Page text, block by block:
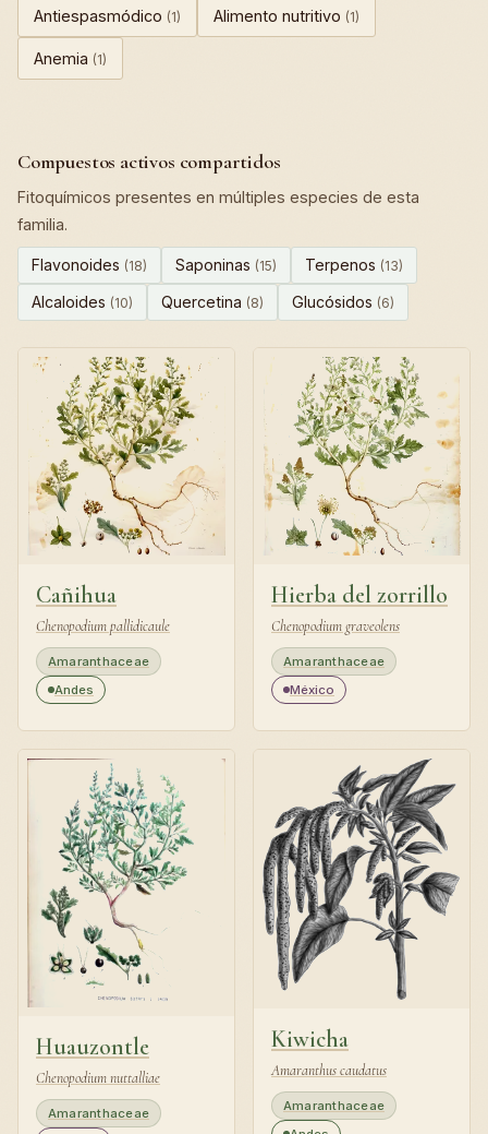
Antiespasmódico (1) Alimento nutritivo (1)
Anemia (1)
Compuestos activos compartidos
Fitoquímicos presentes en múltiples especies de esta
familia.
Flavonoides (18) Saponinas (15) Terpenos (13)
Alcaloides (10) Quercetina (8) Glucósidos (6)
Cañihua
Chenopodium pallidicaule
Amaranthaceae
Andes
Hierba del zorrillo
Chenopodium graveolens
Amaranthaceae
México
Huauzontle
Chenopodium nuttalliae
Amaranthaceae
Kiwicha
Amaranthus caudatus
Amaranthaceae